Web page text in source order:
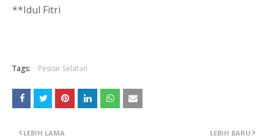
**Idul Fitri
Tags: Pesisir Selatan
LEBIH BARU
LEBIH LAMA